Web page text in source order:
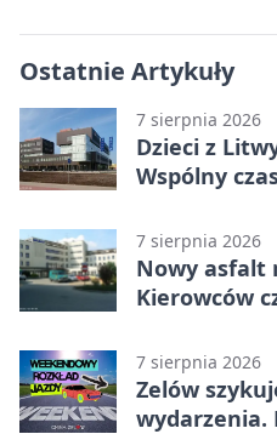
Ostatnie Artykuły
7 sierpnia 2026
Dzieci z
Wspólny
7 sierpnia 2026
Nowy asfalt
Kierowców
7 sierpnia 2026
Zelów
wydarzenia.